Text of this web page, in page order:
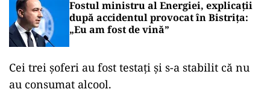
Fostul ministru al Energiei, explicații
după accidentul provocat în Bistrița:
„Eu am fost de vină”
Cei trei şoferi au fost testaţi şi s-a stabilit că nu
au consumat alcool.